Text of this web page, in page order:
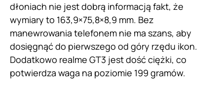
dłoniach nie jest dobrą informacją fakt, że
wymiary to 163,9×75,8×8,9 mm. Bez
manewrowania telefonem nie ma szans, aby
dosięgnąć do pierwszego od góry rzędu ikon.
Dodatkowo realme GT3 jest dość ciężki, co
potwierdza waga na poziomie 199 gramów.